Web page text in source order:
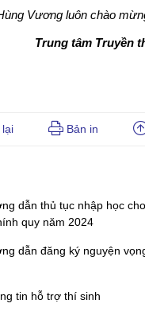
Vương luôn chào
Trung tâm Truyền
Bản in
dẫn thủ tục nhập học
quy năm 2024
dẫn đăng ký nguyện
tin hỗ trợ thí sinh